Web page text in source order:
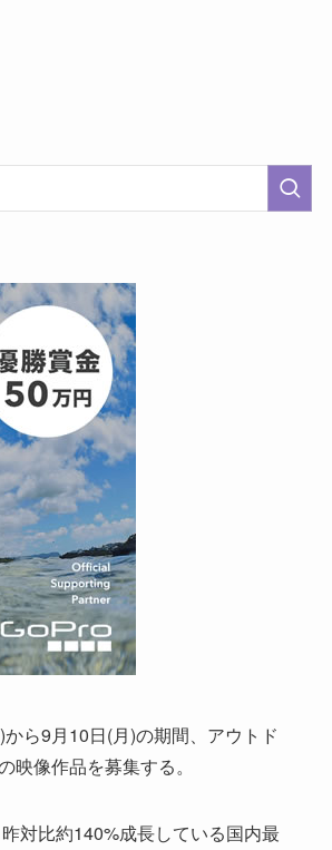
ら9月10日(月)の期間、アウトド
像作品を募集する。
対比約140%成長している国内最